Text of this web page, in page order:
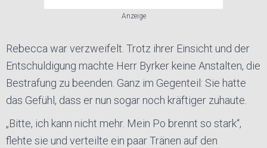
Anzeige
Rebecca war verzweifelt. Trotz ihrer Einsicht und der
Entschuldigung machte Herr Byrker keine Anstalten, die
Bestrafung zu beenden. Ganz im Gegenteil: Sie hatte
das Gefühl, dass er nun sogar noch kräftiger zuhaute.
„Bitte, ich kann nicht mehr. Mein Po brennt so stark“,
flehte sie und verteilte ein paar Tränen auf den